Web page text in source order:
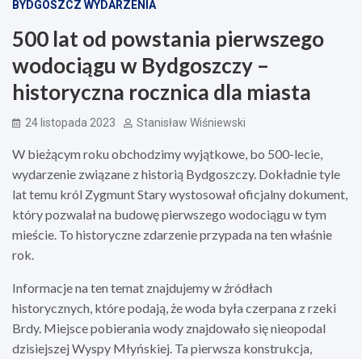
BYDGOSZCZ WYDARZENIA
500 lat od powstania pierwszego
wodociągu w Bydgoszczy –
historyczna rocznica dla miasta
24 listopada 2023 Stanisław Wiśniewski
W bieżącym roku obchodzimy wyjątkowe, bo 500-lecie,
wydarzenie związane z historią Bydgoszczy. Dokładnie tyle
lat temu król Zygmunt Stary wystosował oficjalny dokument,
który pozwalał na budowę pierwszego wodociągu w tym
mieście. To historyczne zdarzenie przypada na ten właśnie
rok.
Informacje na ten temat znajdujemy w źródłach
historycznych, które podają, że woda była czerpana z rzeki
Brdy. Miejsce pobierania wody znajdowało się nieopodal
dzisiejszej Wyspy Młyńskiej. Ta pierwsza konstrukcja,